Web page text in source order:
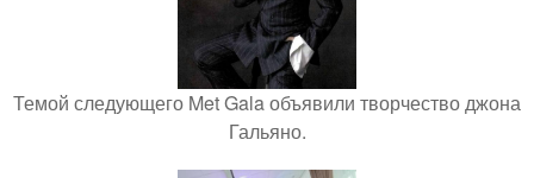
Темой следующего Met Gala объявили творчество джона
Гальяно.